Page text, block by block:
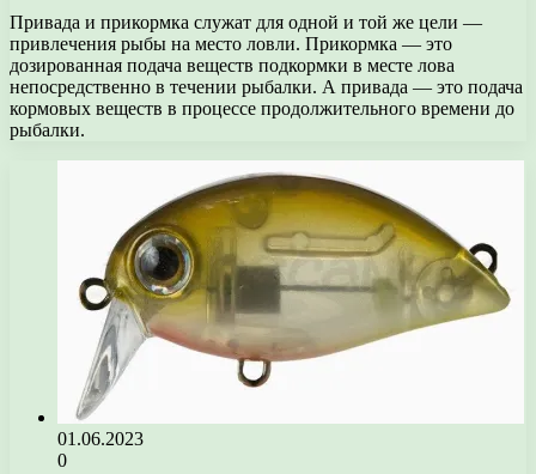
Привада и прикормка служат для одной и той же цели —
привлечения рыбы на место ловли. Прикормка — это
дозированная подача веществ подкормки в месте лова
непосредственно в течении рыбалки. А привада — это подача
кормовых веществ в процессе продолжительного времени до
рыбалки.
01.06.2023
0